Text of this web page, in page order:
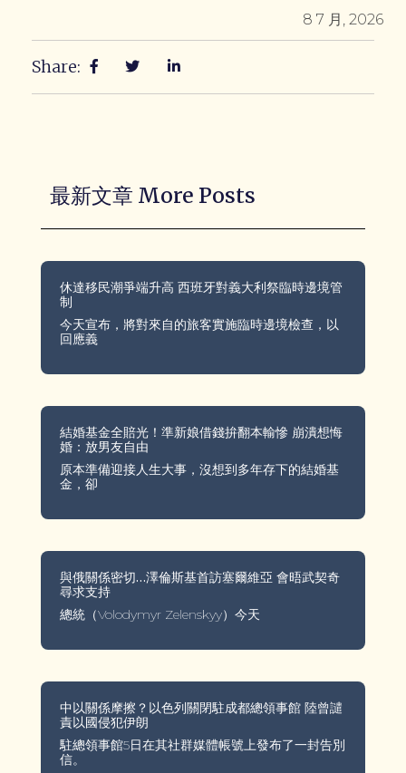
8 7 月, 2026
Share:
最新文章 More Posts
休達移民潮爭端升高 西班牙對義大利祭臨時邊境管
制
今天宣布，將對來自的旅客實施臨時邊境檢查，以
回應義
結婚基金全賠光！準新娘借錢拚翻本輸慘 崩潰想悔
婚：放男友自由
原本準備迎接人生大事，沒想到多年存下的結婚基
金，卻
與俄關係密切…澤倫斯基首訪塞爾維亞 會晤武契奇
尋求支持
總統（Volodymyr Zelenskyy）今天
中以關係摩擦？以色列關閉駐成都總領事館 陸曾譴
責以國侵犯伊朗
駐總領事館5日在其社群媒體帳號上發布了一封告別
信。